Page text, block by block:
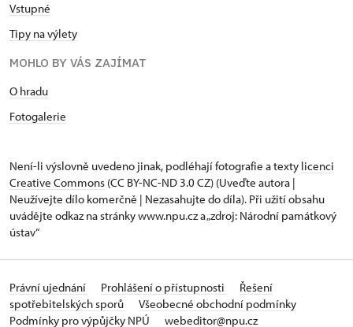
Vstupné
Tipy na výlety
MOHLO BY VÁS ZAJÍMAT
O hradu
Fotogalerie
Není-li výslovně uvedeno jinak, podléhají fotografie a texty licenci
Creative Commons (CC BY-NC-ND 3.0 CZ) (Uveďte autora |
Neužívejte dílo komerčně | Nezasahujte do díla). Při užití obsahu
uvádějte odkaz na stránky www.npu.cz a „zdroj: Národní památkový
ústav“
Právní ujednání Prohlášení o přístupnosti
Řešení
spotřebitelských sporů
Všeobecné obchodní podmínky
Podmínky pro výpůjčky NPÚ
webeditor@npu.cz